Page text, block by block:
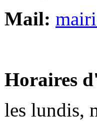
Mail:
Horaires
les lundis,